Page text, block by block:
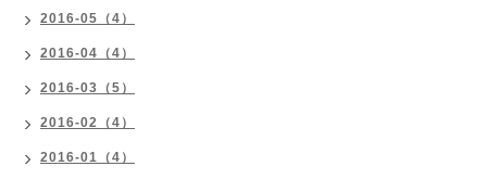
2016-05（4）
2016-04（4）
2016-03（5）
2016-02（4）
2016-01（4）